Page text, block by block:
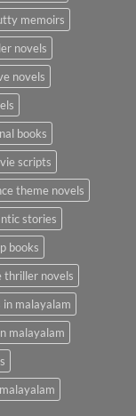
memoirs
novels
novels
books
scripts
theme novels
stories
books
thriller novels
malayalam
malayalam